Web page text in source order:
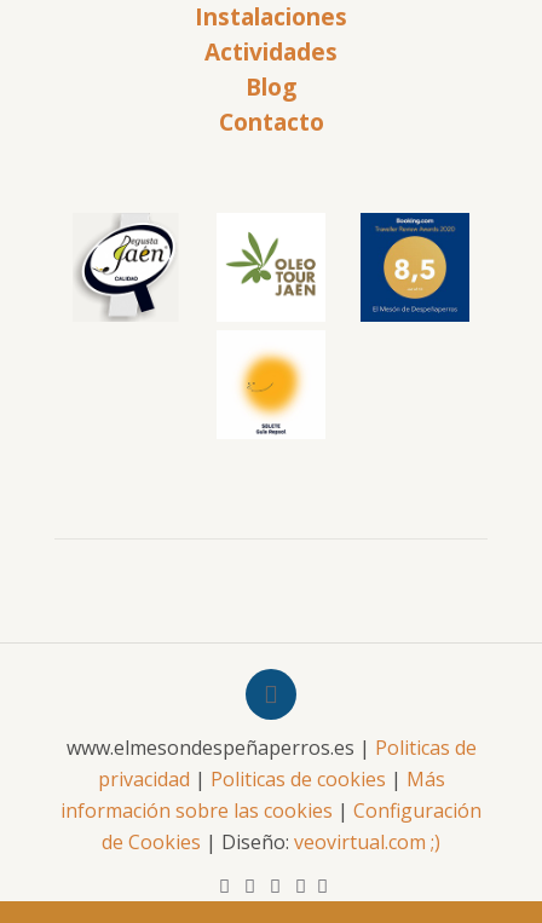
Instalaciones
Actividades
Blog
Contacto
www.elmesondespeñaperros.es | Politicas de
privacidad | Politicas de cookies | Más
información sobre las cookies | Configuración
de Cookies | Diseño: veovirtual.com ;)